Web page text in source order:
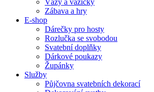
Zábava a hry
E-shop
Dárečky pro hosty
Rozlučka se svobodou
Svatební doplňky
Dárkové poukazy
Župánky
Služby
Půjčovna svatebních dekorací